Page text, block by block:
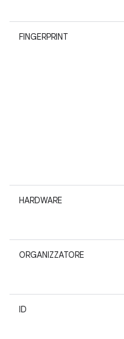
FINGERPRINT
HARDWARE
ORGANIZZATORE
ID